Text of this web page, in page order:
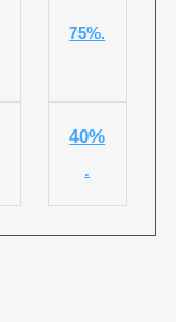
75%.
40%
.